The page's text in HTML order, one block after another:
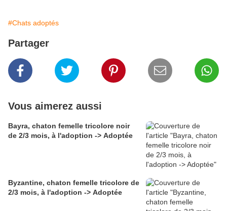
#Chats adoptés
Partager
Vous aimerez aussi
Bayra, chaton femelle tricolore noir
de 2/3 mois, à l'adoption -> Adoptée
Byzantine, chaton femelle tricolore de
2/3 mois, à l'adoption -> Adoptée